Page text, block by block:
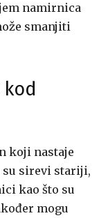
namirnica
smanjiti
koji nastaje
su sirevi stariji,
kao što su
mogu